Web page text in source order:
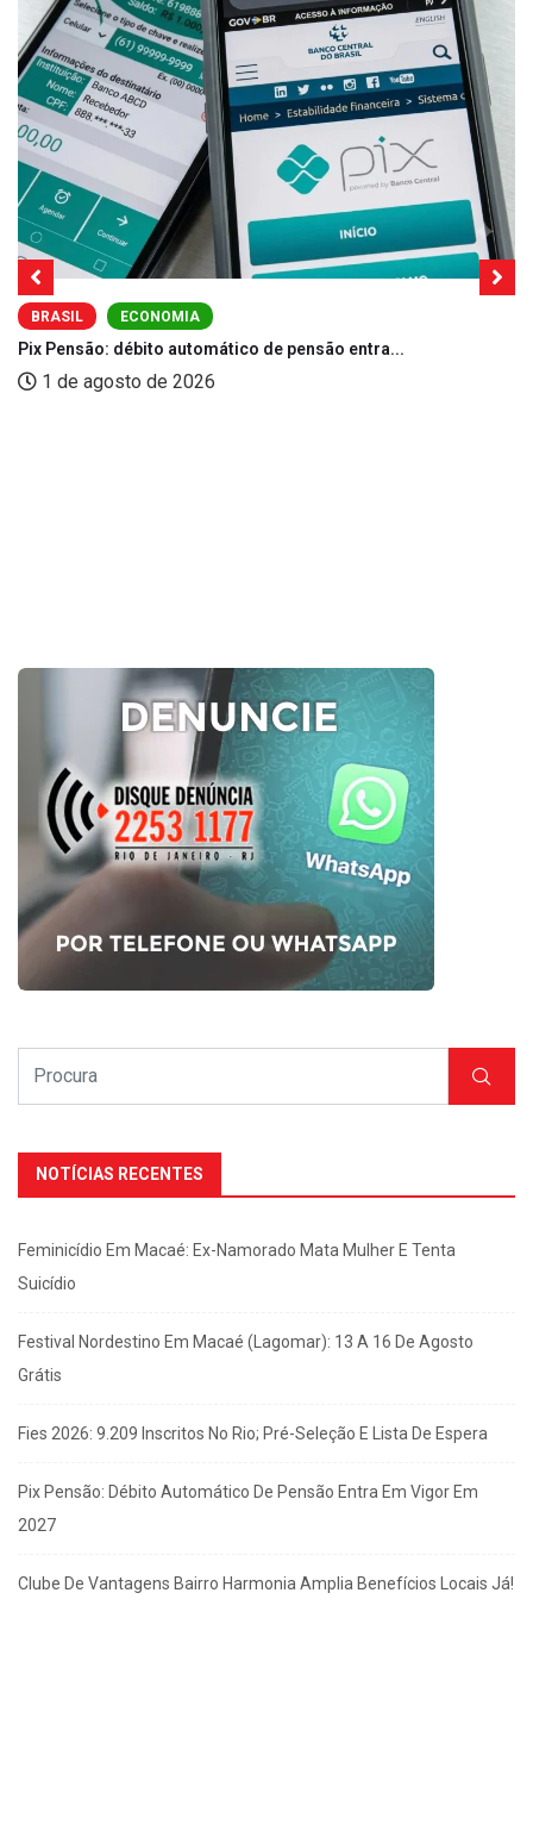
BRASIL ECONOMIA
Pix Pensão: débito automático de pensão entra...
1 de agosto de 2026
NOTÍCIAS RECENTES
Feminicídio Em Macaé: Ex-Namorado Mata Mulher E Tenta
Suicídio
Festival Nordestino Em Macaé (Lagomar): 13 A 16 De Agosto
Grátis
Fies 2026: 9.209 Inscritos No Rio; Pré-Seleção E Lista De Espera
Pix Pensão: Débito Automático De Pensão Entra Em Vigor Em
2027
Clube De Vantagens Bairro Harmonia Amplia Benefícios Locais Já!